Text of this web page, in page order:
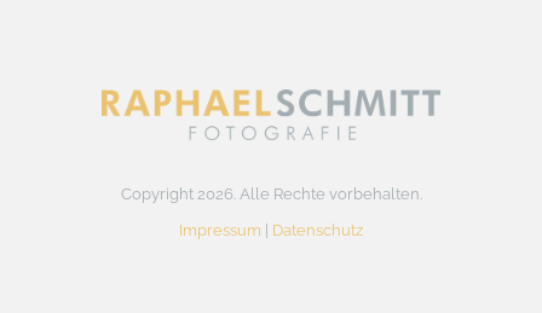
Copyright 2026. Alle Rechte vorbehalten.
Impressum
Datenschutz